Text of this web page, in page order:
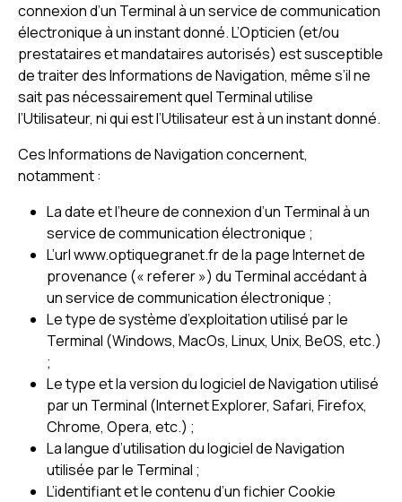
connexion d’un Terminal à un service de communication
électronique à un instant donné. L’Opticien (et/ou
prestataires et mandataires autorisés) est susceptible
de traiter des Informations de Navigation, même s’il ne
sait pas nécessairement quel Terminal utilise
l’Utilisateur, ni qui est l’Utilisateur est à un instant donné.
Ces Informations de Navigation concernent,
notamment :
La date et l’heure de connexion d’un Terminal à un
service de communication électronique ;
L’url www.optiquegranet.fr de la page Internet de
provenance (« referer ») du Terminal accédant à
un service de communication électronique ;
Le type de système d’exploitation utilisé par le
Terminal (Windows, MacOs, Linux, Unix, BeOS, etc.)
;
Le type et la version du logiciel de Navigation utilisé
par un Terminal (Internet Explorer, Safari, Firefox,
Chrome, Opera, etc.) ;
La langue d’utilisation du logiciel de Navigation
utilisée par le Terminal ;
L’identifiant et le contenu d’un fichier Cookie